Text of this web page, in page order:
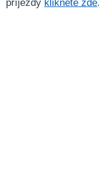
příjezdy klikněte zde.